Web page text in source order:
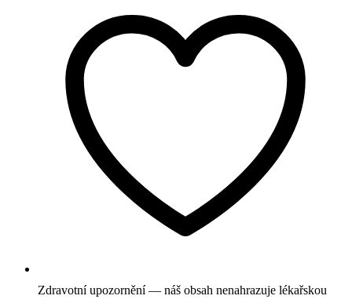
Zdravotní upozornění — náš obsah nenahrazuje lékařskou